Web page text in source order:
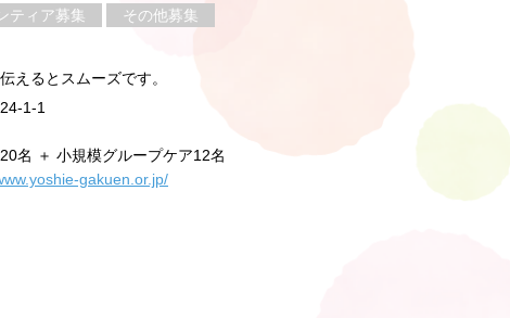
ティア募集 その他募集
伝えるとスムーズです。
1-1
名 ＋ 小規模グループケア12名
gakuen.or.jp/